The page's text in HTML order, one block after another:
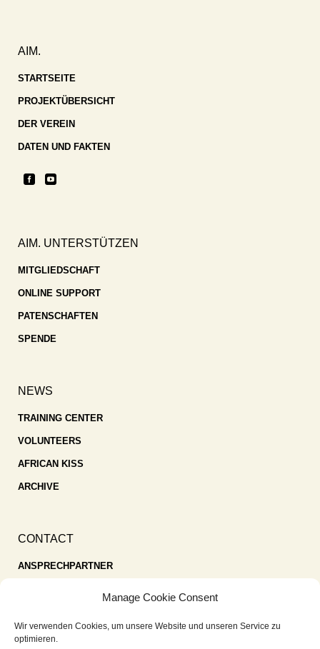
Manage Cookie Consent
Wir verwenden Cookies, um unsere Website und unseren Service zu
optimieren.
AIM.
STARTSEITE
PROJEKTÜBERSICHT
DER VEREIN
DATEN UND FAKTEN
AIM. UNTERSTÜTZEN
MITGLIEDSCHAFT
ONLINE SUPPORT
PATENSCHAFTEN
SPENDE
NEWS
TRAINING CENTER
VOLUNTEERS
AFRICAN KISS
ARCHIVE
CONTACT
ANSPRECHPARTNER
IMPRESSUM